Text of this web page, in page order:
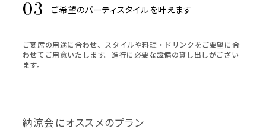
ご希望のパーティスタイルを叶えます
ご宴席の用途に合わせ、スタイルや料理・ドリンクをご要望に合
わせてご用意いたします。進行に必要な設備の貸し出しがござい
ます。
納涼会にオススメのプラン